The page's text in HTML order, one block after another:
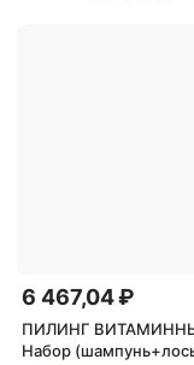
6 467,04 ₽
ПИЛИНГ
Набор